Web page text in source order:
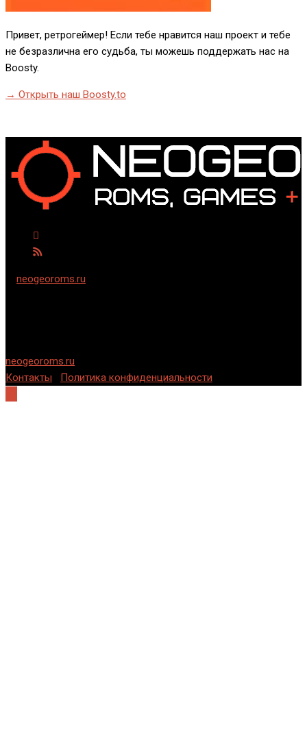
Привет, ретрогеймер! Если тебе нравится наш проект и тебе
не безразлична его судьба, ты можешь поддержать нас на
Boosty.
→ Открыть наш Boosty.to
neogeoroms.ru
neogeoroms.ru
Контакты
Политика конфиденциальности